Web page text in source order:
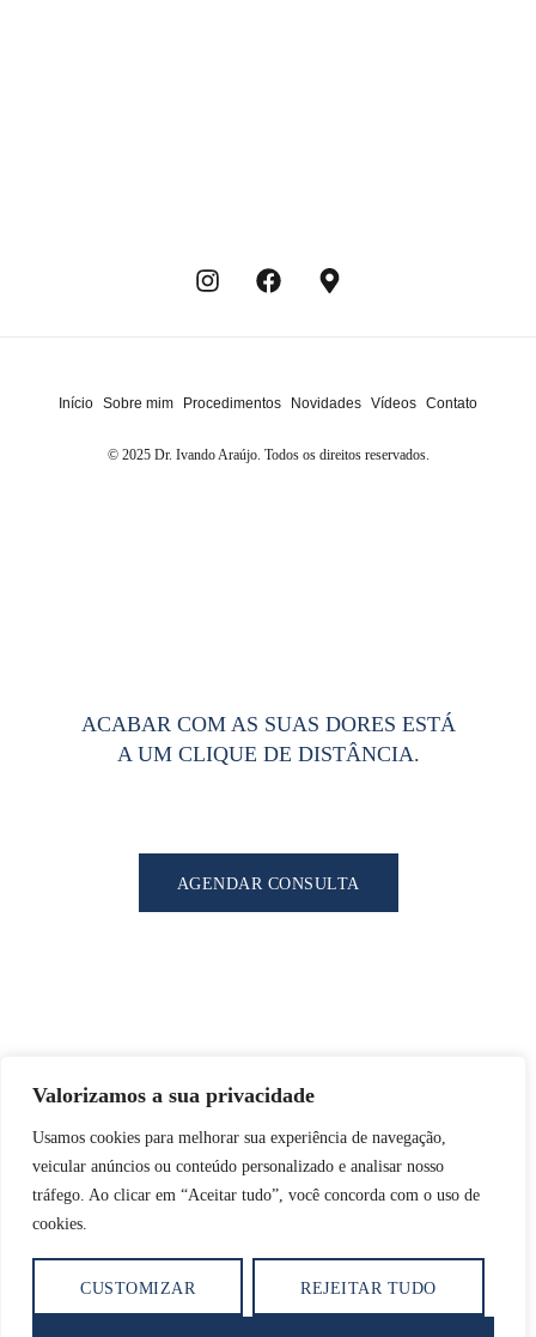
Valorizamos a sua privacidade
Usamos cookies para melhorar sua experiência de navegação,
veicular anúncios ou conteúdo personalizado e analisar nosso
tráfego. Ao clicar em “Aceitar tudo”, você concorda com o uso de
cookies.
CUSTOMIZAR REJEITAR TUDO
Início Sobre mim Procedimentos Novidades Vídeos Contato
© 2025 Dr. Ivando Araújo. Todos os direitos reservados.
ACABAR COM AS SUAS DORES ESTÁ
A UM CLIQUE DE DISTÂNCIA.
AGENDAR CONSULTA